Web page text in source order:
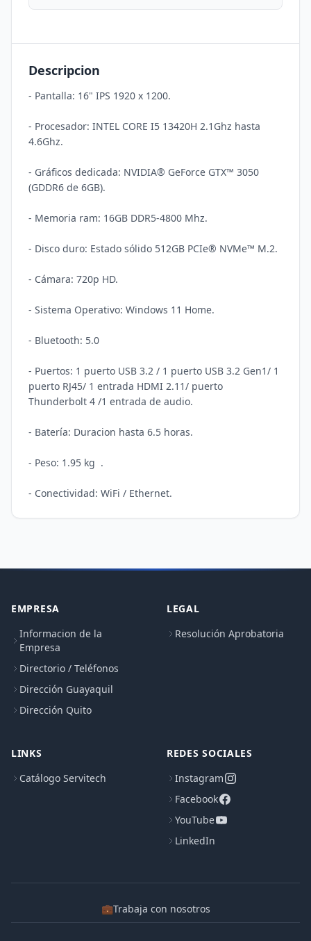
Descripcion
- Pantalla: 16" IPS 1920 x 1200.
- Procesador: INTEL CORE I5 13420H 2.1Ghz hasta
4.6Ghz.
- Gráficos dedicada: NVIDIA® GeForce GTX™ 3050
(GDDR6 de 6GB).
- Memoria ram: 16GB DDR5-4800 Mhz.
- Disco duro: Estado sólido 512GB PCIe® NVMe™ M.2.
- Cámara: 720p HD.
- Sistema Operativo: Windows 11 Home.
- Bluetooth: 5.0
- Puertos: 1 puerto USB 3.2 / 1 puerto USB 3.2 Gen1/ 1
puerto RJ45/ 1 entrada HDMI 2.11/ puerto
Thunderbolt 4 /1 entrada de audio.
- Batería: Duracion hasta 6.5 horas.
- Peso: 1.95 kg  .
EMPRESA
Informacion de la
Empresa
Directorio / Teléfonos
Dirección Guayaquil
Dirección Quito
LEGAL
Resolución Aprobatoria
LINKS
Catálogo Servitech
REDES SOCIALES
Instagram
Facebook
YouTube
LinkedIn
💼Trabaja con nosotros